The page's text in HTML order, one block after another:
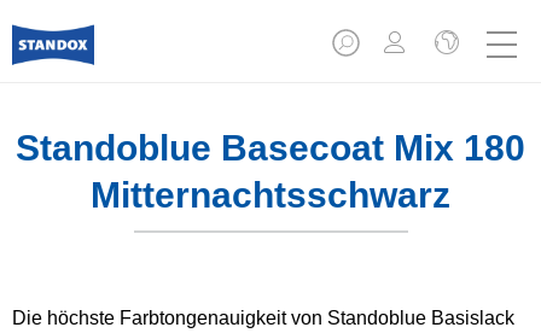
Standoblue Basecoat Mix 180
Mitternachtsschwarz
Die höchste Farbtongenauigkeit von Standoblue Basislack